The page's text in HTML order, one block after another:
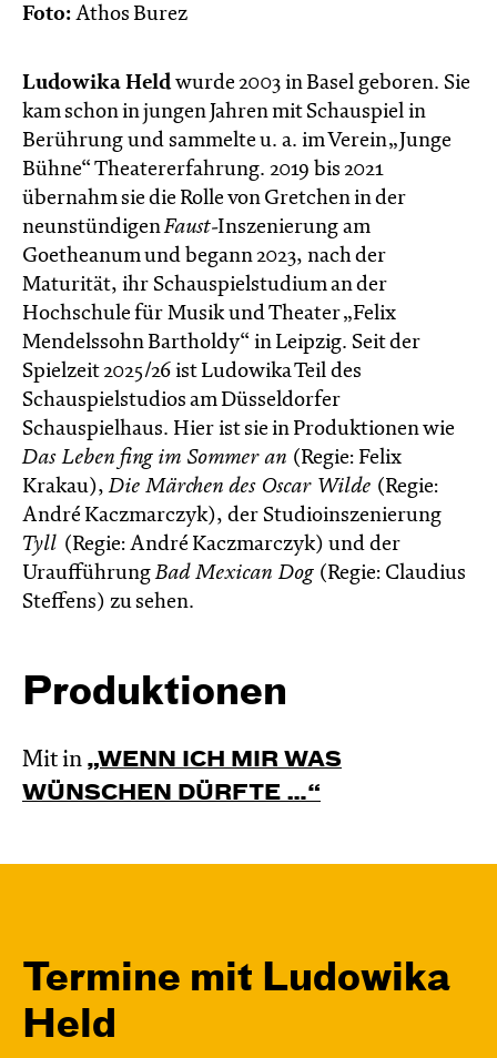
Foto: Athos Burez
Ludowika Heldwurde 2003 in Basel geboren. Sie
kam schon in jungen Jahren mit Schauspiel in
Berührung und sammelte u. a. im Verein „Junge
Bühne“ Theatererfahrung. 2019 bis 2021
übernahm sie die Rolle von Gretchen in der
neunstündigenFaust-Inszenierung am
Goetheanum und begann 2023, nach der
Maturität, ihr Schauspielstudium an der
Hochschule für Musik und Theater „Felix
Mendelssohn Bartholdy“ in Leipzig. Seit der
Spielzeit 2025/26 ist Ludowika Teil des
Schauspielstudios am Düsseldorfer
Schauspielhaus. Hier ist sie in Produktionen wie
Das Leben fing im Sommer an (Regie: Felix
Krakau),Die Märchen des Oscar Wilde (Regie:
André Kaczmarczyk), der Studioinszenierung
Tyll (Regie: André Kaczmarczyk) und der
UraufführungBad Mexican Dog (Regie: Claudius
Steffens) zu sehen.
Produktionen
Mit in „WENN ICH MIR WAS
WÜNSCHEN DÜRFTE …“
Termine mit Ludowika
Held